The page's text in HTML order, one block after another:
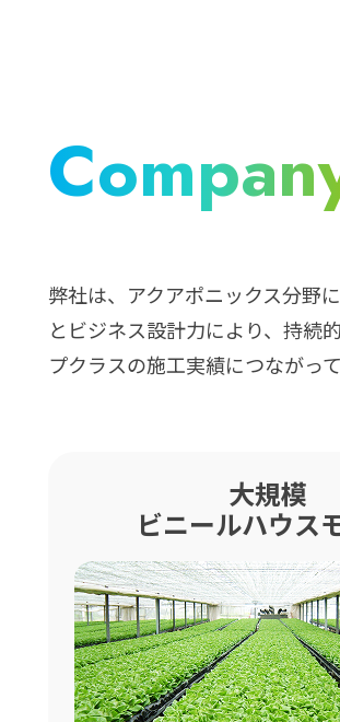
弊社は、アクアポニックス分野
とビジネス設計力により、持続
プクラスの施工実績につながって
大規模
ビニールハウス